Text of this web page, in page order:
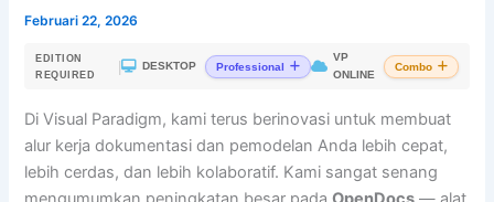
Februari 22, 2026
EDITION
REQUIRED
DESKTOP Professional
VP
ONLINE
Combo
Di Visual Paradigm, kami terus berinovasi untuk membuat
alur kerja dokumentasi dan pemodelan Anda lebih cepat,
lebih cerdas, dan lebih kolaboratif. Kami sangat senang